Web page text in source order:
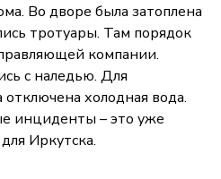
Во дворе была затоплена
тротуары. Там порядок
компании.
с наледью. Для
холодная вода.
инциденты – это уже
Иркутска.